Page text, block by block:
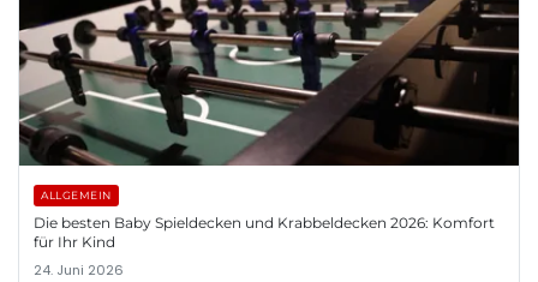
ALLGEMEIN
Die besten Baby Spieldecken und Krabbeldecken 2026: Komfort
für Ihr Kind
24. Juni 2026